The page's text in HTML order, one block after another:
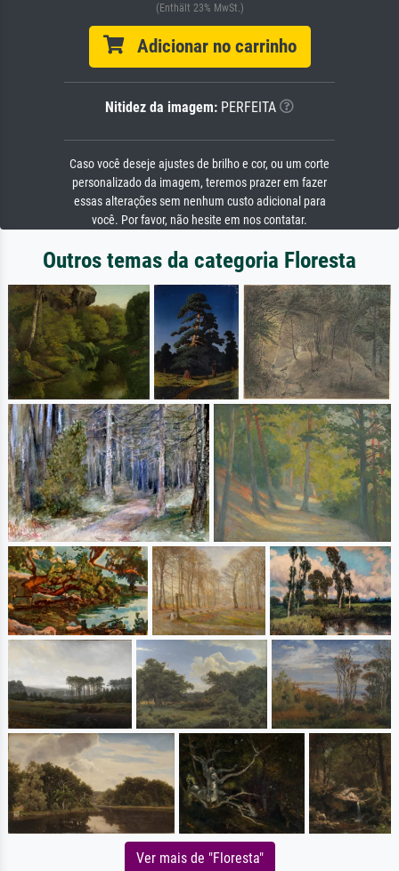
(Enthält 23% MwSt.)
Adicionar no carrinho
Nitidez da imagem: PERFEITA
Caso você deseje ajustes de brilho e cor, ou um corte
personalizado da imagem, teremos prazer em fazer
essas alterações sem nenhum custo adicional para
você. Por favor, não hesite em nos contatar.
Outros temas da categoria Floresta
Ver mais de "Floresta"